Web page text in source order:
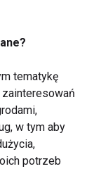
jak śnieg
tematykę
zainteresowań
w tym aby
potrzeb